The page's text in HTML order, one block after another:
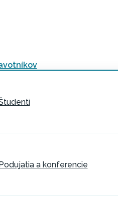
a konferencie